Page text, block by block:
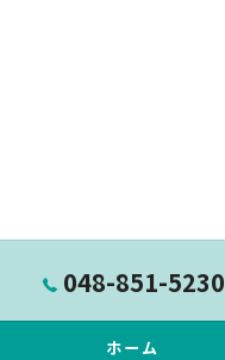
048-851-5230
ホーム